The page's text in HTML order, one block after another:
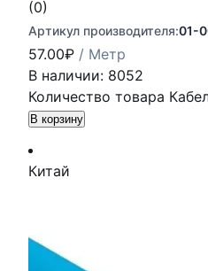
(0)
Артикул производителя:01-
57.00₽ / Метр
В наличии: 8052
Количество товара
В корзину
Китай